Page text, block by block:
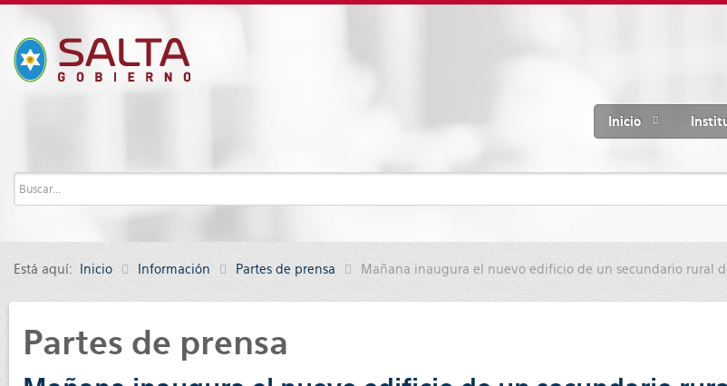
Inicio
Está aquí: Inicio Información Partes de prensa Mañana inaugura el nuevo edificio de un secundario rural
Partes de prensa